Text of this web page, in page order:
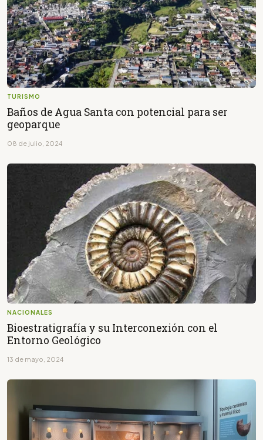
TURISMO
Baños de Agua Santa con potencial para ser
geoparque
08 de julio, 2024
NACIONALES
Bioestratigrafía y su Interconexión con el
Entorno Geológico
13 de mayo, 2024